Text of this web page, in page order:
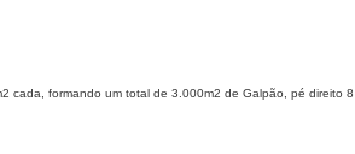
cada, formando um total de 3.000m2 de Galpão, pé direito